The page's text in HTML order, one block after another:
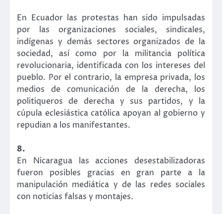
En Ecuador las protestas han sido impulsadas
por las organizaciones sociales, sindicales,
indígenas y demás sectores organizados de la
sociedad, así como por la militancia política
revolucionaria, identificada con los intereses del
pueblo. Por el contrario, la empresa privada, los
medios de comunicación de la derecha, los
politiqueros de derecha y sus partidos, y la
cúpula eclesiástica católica apoyan al gobierno y
repudian a los manifestantes.
8.
En Nicaragua las acciones desestabilizadoras
fueron posibles gracias en gran parte a la
manipulación mediática y de las redes sociales
con noticias falsas y montajes.